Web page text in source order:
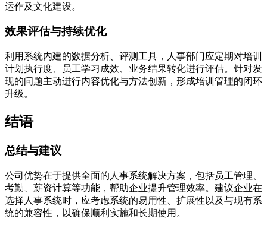
运作及文化建设。
效果评估与持续优化
利用系统内建的数据分析、评测工具，人事部门应定期对培训
计划执行度、员工学习成效、业务结果转化进行评估。针对发
现的问题主动进行内容优化与方法创新，形成培训管理的闭环
升级。
结语
总结与建议
公司优势在于提供全面的人事系统解决方案，包括员工管理、
考勤、薪资计算等功能，帮助企业提升管理效率。建议企业在
选择人事系统时，应考虑系统的易用性、扩展性以及与现有系
统的兼容性，以确保顺利实施和长期使用。